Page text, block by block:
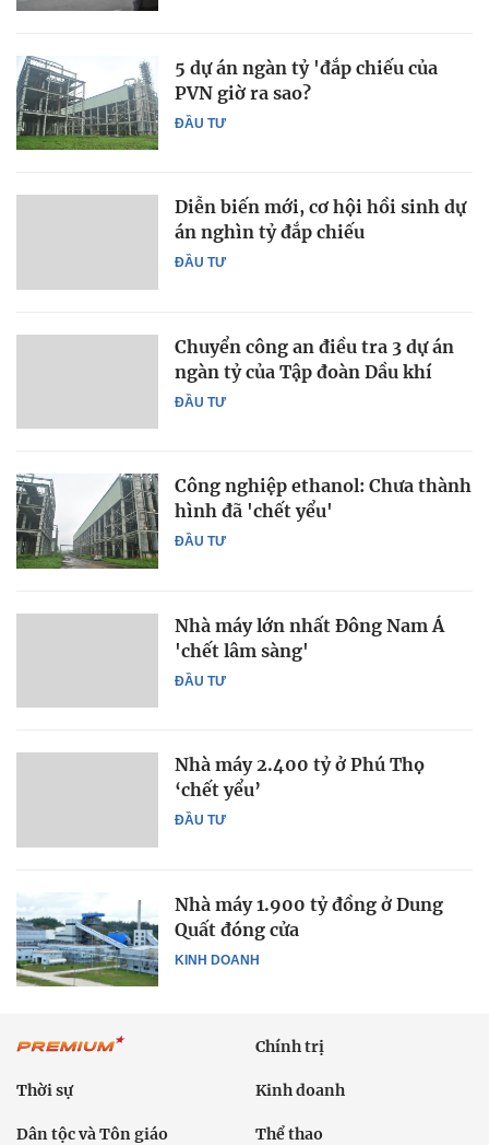
ĐẦU TƯ
5 dự án ngàn tỷ 'đắp chiếu của
PVN giờ ra sao?
ĐẦU TƯ
Diễn biến mới, cơ hội hồi sinh dự
án nghìn tỷ đắp chiếu
ĐẦU TƯ
Chuyển công an điều tra 3 dự án
ngàn tỷ của Tập đoàn Dầu khí
ĐẦU TƯ
Công nghiệp ethanol: Chưa thành
hình đã 'chết yểu'
ĐẦU TƯ
Nhà máy lớn nhất Đông Nam Á
'chết lâm sàng'
ĐẦU TƯ
Nhà máy 2.400 tỷ ở Phú Thọ
‘chết yểu’
KINH DOANH
Nhà máy 1.900 tỷ đồng ở Dung
Quất đóng cửa
Chính trị
Thời sự Kinh doanh
Dân tộc và Tôn giáo Thể thao